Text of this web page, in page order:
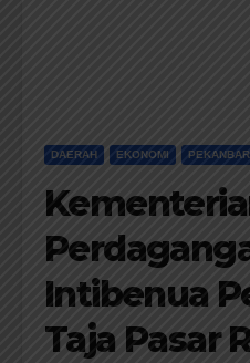
DAERAH EKONOMI
Intibenua
Taja Pasar